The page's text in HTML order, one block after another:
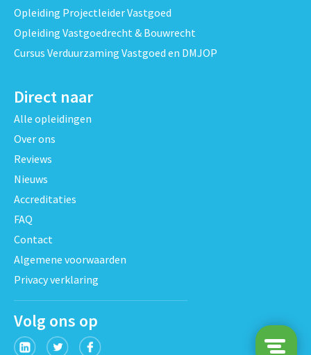
Opleiding Projectleider Vastgoed
Opleiding Vastgoedrecht & Bouwrecht
Cursus Verduurzaming Vastgoed en DMJOP
Direct naar
Alle opleidingen
Over ons
Reviews
Nieuws
Accreditaties
FAQ
Contact
Algemene voorwaarden
Privacy verklaring
Volg ons op